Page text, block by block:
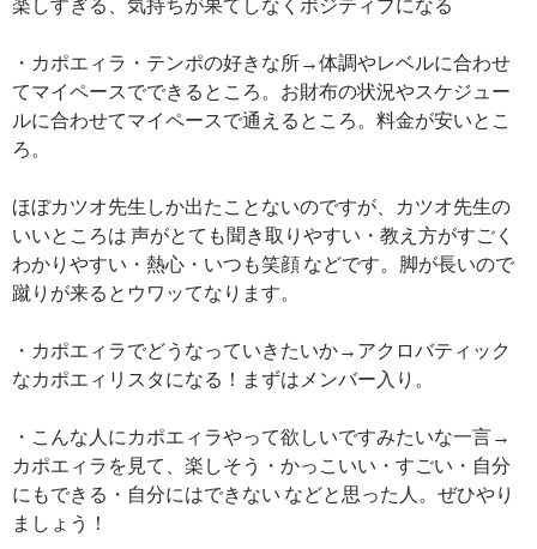
・カポエィラ・テンポの好きな所→体調やレベルに合わせ
てマイペースでできるところ。お財布の状況やスケジュー
ルに合わせてマイペースで通えるところ。料金が安いとこ
ろ。
ほぼカツオ先生しか出たことないのですが、カツオ先生の
いいところは 声がとても聞き取りやすい・教え方がすごく
わかりやすい・熱心・いつも笑顔 などです。脚が長いので
蹴りが来るとウワッてなります。
・カポエィラでどうなっていきたいか→アクロバティック
なカポエィリスタになる！まずはメンバー入り。
・こんな人にカポエィラやって欲しいですみたいな一言→
カポエィラを見て、楽しそう・かっこいい・すごい・自分
にもできる・自分にはできない などと思った人。ぜひやり
ましょう！